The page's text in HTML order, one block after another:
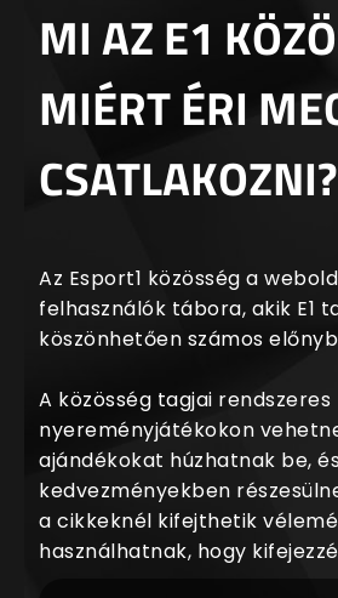
MI AZ E1
MIÉRT ÉRI
CSATLAKOZNI?
Az Esport1 közösség a
felhasználók tábora, akik E1
köszönhetően számos
A közösség tagjai rendszeres
nyereményjátékokon
ajándékokat húzhatnak be,
kedvezményekben
a cikkeknél kifejthetik
használhatnak, hogy